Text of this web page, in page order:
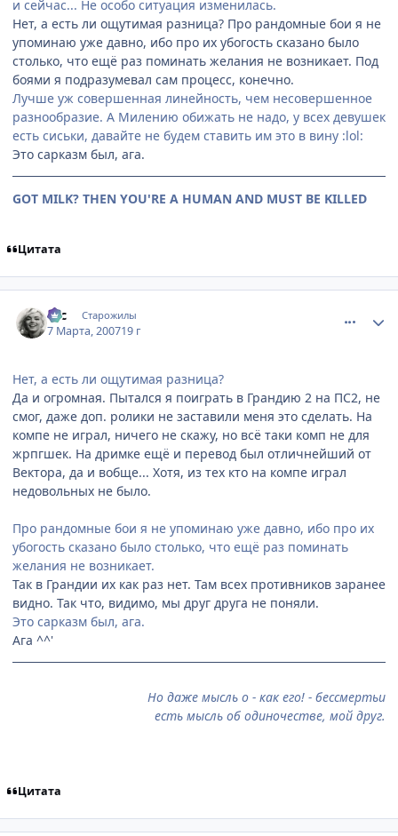
и сейчас... Не особо ситуация изменилась.
Нет, а есть ли ощутимая разница? Про рандомные бои я не
упоминаю уже давно, ибо про их убогость сказано было
столько, что ещё раз поминать желания не возникает. Под
боями я подразумевал сам процесс, конечно.
Лучше уж совершенная линейность, чем несовершенное
разнообразие. А Милению обижать не надо, у всех девушек
есть сиськи, давайте не будем ставить им это в вину :lol:
Это сарказм был, ага.
GOT MILK? THEN YOU'RE A HUMAN AND MUST BE KILLED
Цитата
asc Старожилы
7 Марта, 200719 г
Нет, а есть ли ощутимая разница?
Да и огромная. Пытался я поиграть в Грандию 2 на ПС2, не
смог, даже доп. ролики не заставили меня это сделать. На
компе не играл, ничего не скажу, но всё таки комп не для
жрпгшек. На дримке ещё и перевод был отличнейший от
Вектора, да и вобще... Хотя, из тех кто на компе играл
недовольных не было.
Про рандомные бои я не упоминаю уже давно, ибо про их
убогость сказано было столько, что ещё раз поминать
желания не возникает.
Так в Грандии их как раз нет. Там всех противников заранее
видно. Так что, видимо, мы друг друга не поняли.
Это сарказм был, ага.
Ага ^^'
Но даже мысль о - как его! - бессмертьи
есть мысль об одиночестве, мой друг.
Цитата